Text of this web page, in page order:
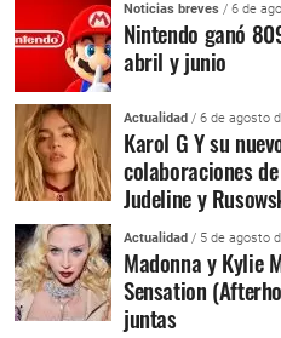
Noticias breves / 6 de
Nintendo ganó
abril y junio
Actualidad / 6 de agosto
Karol G Y su
colaboraciones
Judeline y
Actualidad / 5 de agosto
Madonna y Kylie
Sensation
juntas